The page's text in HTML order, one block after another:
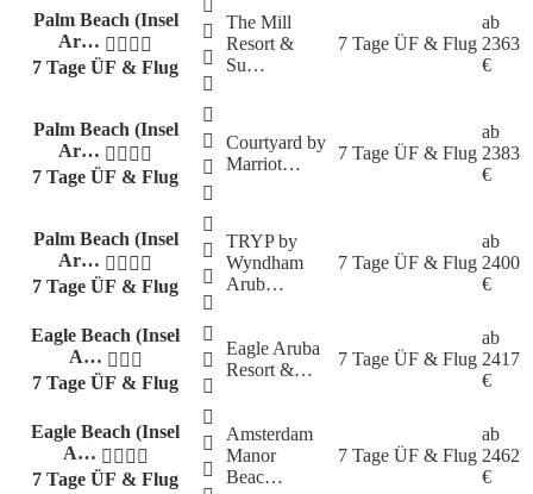
Palm Beach (Insel
Ar…
7 Tage ÜF & Flug
The Mill
Resort &
Su…
7 Tage ÜF & Flug
ab
2363
€
Palm Beach (Insel
Ar…
7 Tage ÜF & Flug
Courtyard by
Marriot…
7 Tage ÜF & Flug
ab
2383
€
Palm Beach (Insel
Ar…
7 Tage ÜF & Flug
TRYP by
Wyndham
Arub…
7 Tage ÜF & Flug
ab
2400
€
Eagle Beach (Insel
A…
7 Tage ÜF & Flug
Eagle Aruba
Resort &…
7 Tage ÜF & Flug
ab
2417
€
Eagle Beach (Insel
A…
7 Tage ÜF & Flug
Amsterdam
Manor
Beac…
7 Tage ÜF & Flug
ab
2462
€